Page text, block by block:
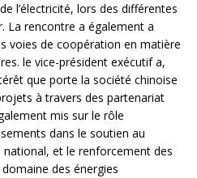
l’électricité, lors des différentes
La rencontre a également a
voies de coopération en matière
le vice-président exécutif a,
que porte la société chinoise
à travers des partenariat
mis sur le rôle
dans le soutien au
et le renforcement des
des énergies